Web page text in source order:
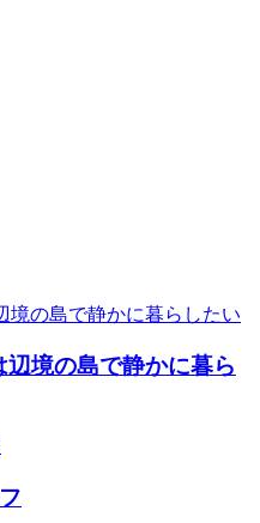
境の島で静かに暮ら